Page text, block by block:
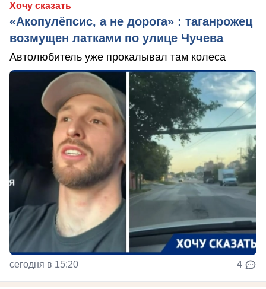
Хочу сказать
«Акопулёпсис, а не дорога» : таганрожец
возмущен латками по улице Чучева
Автолюбитель уже прокалывал там колеса
сегодня в 15:20 4